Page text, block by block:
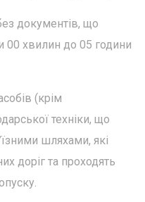
документів, що
00 хвилин до 05 години
(крім
техніки, що
шляхами, які
доріг та проходять